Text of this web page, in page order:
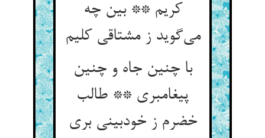
کریم ** بین چه
می‌گوید ز مشتاقی کلیم
با چنین جاه و چنین
پیغامبری ** طالب
خضرم ز خودبینی بری